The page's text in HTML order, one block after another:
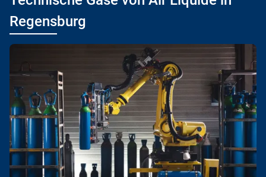
Regensburg